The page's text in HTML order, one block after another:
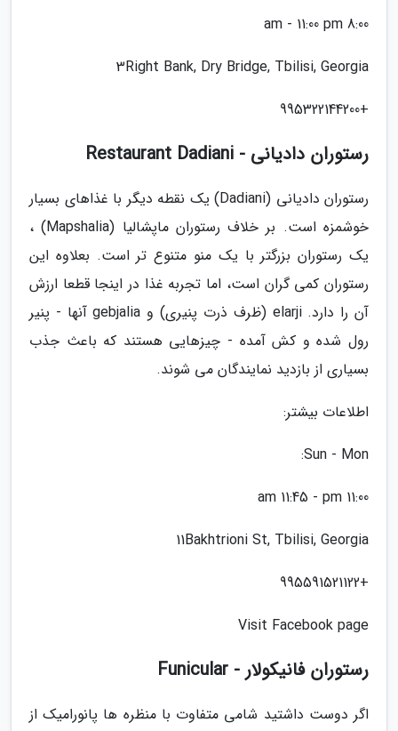
8:00 am - 11:00 pm
3Right Bank, Dry Bridge, Tbilisi, Georgia
+995322144200
رستوران دادیانی - Restaurant Dadiani
رستوران دادیانی (Dadiani) یک نقطه دیگر با غذاهای بسیار
خوشمزه است. بر خلاف رستوران ماپشالیا (Mapshalia) ،
یک رستوران بزرگتر با یک منو متنوع تر است. بعلاوه این
رستوران کمی گران است، اما تجربه غذا در اینجا قطعا ارزش
آن را دارد. elarji (ظرف ذرت پنیری) و gebjalia آنها - پنیر
رول شده و کش آمده - چیزهایی هستند که باعث جذب
بسیاری از بازدید نمایندگان می شوند.
اطلاعات بیشتر:
Sun - Mon:
11:00 am 11:45 - pm
11Bakhtrioni St, Tbilisi, Georgia
+995591521122
Visit Facebook page
رستوران فانیکولار - Funicular
اگر دوست داشتید شامی متفاوت با منظره ها پانورامیک از